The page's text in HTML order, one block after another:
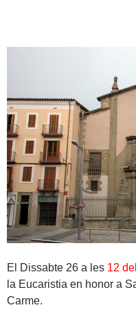
El Dissabte 26 a les 12
la Eucaristia en honor a
Carme.